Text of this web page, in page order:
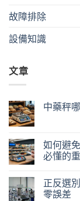
故障排除
設備知識
文章
中藥秤
如何避
必懂的
正反選
零誤差